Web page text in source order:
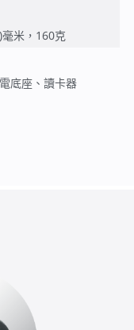
米，160克
底座、讀卡器